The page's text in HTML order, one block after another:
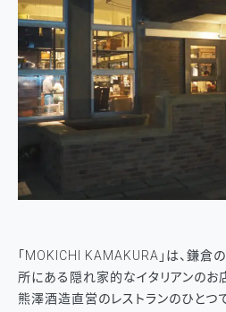
「MOKICHI KAMAKURA」は、鎌
所にある隠れ家的なイタリアンのお
熊澤酒造直営のレストランのひとつ